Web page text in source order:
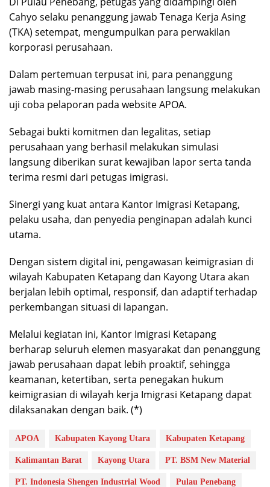
Cahyo selaku penanggung jawab Tenaga Kerja Asing
(TKA) setempat, mengumpulkan para perwakilan
korporasi perusahaan.
Dalam pertemuan terpusat ini, para penanggung
jawab masing-masing perusahaan langsung melakukan
uji coba pelaporan pada website APOA.
Sebagai bukti komitmen dan legalitas, setiap
perusahaan yang berhasil melakukan simulasi
langsung diberikan surat kewajiban lapor serta tanda
terima resmi dari petugas imigrasi.
Sinergi yang kuat antara Kantor Imigrasi Ketapang,
pelaku usaha, dan penyedia penginapan adalah kunci
utama.
Dengan sistem digital ini, pengawasan keimigrasian di
wilayah Kabupaten Ketapang dan Kayong Utara akan
berjalan lebih optimal, responsif, dan adaptif terhadap
perkembangan situasi di lapangan.
Melalui kegiatan ini, Kantor Imigrasi Ketapang
berharap seluruh elemen masyarakat dan penanggung
jawab perusahaan dapat lebih proaktif, sehingga
keamanan, ketertiban, serta penegakan hukum
keimigrasian di wilayah kerja Imigrasi Ketapang dapat
dilaksanakan dengan baik. (*)
APOA Kabupaten Kayong Utara Kabupaten Ketapang
Kalimantan Barat Kayong Utara PT. BSM New Material
PT. Indonesia Shengen Industrial Wood Pulau Penebang